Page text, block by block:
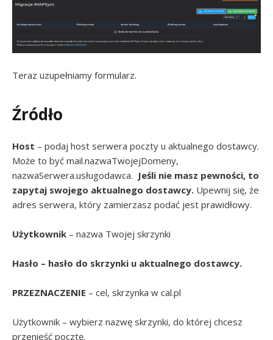
Teraz uzupełniamy formularz.
Źródło
Host – podaj host serwera poczty u aktualnego dostawcy.
Może to być mail.nazwaTwojejDomeny,
nazwaSerwera.usługodawca. Jeśli nie masz pewności, to
zapytaj swojego aktualnego dostawcy. Upewnij się, że
adres serwera, który zamierzasz podać jest prawidłowy.
Użytkownik – nazwa Twojej skrzynki
Hasło – hasło do skrzynki u aktualnego dostawcy.
PRZEZNACZENIE – cel, skrzynka w cal.pl
Użytkownik – wybierz nazwę skrzynki, do której chcesz
przenieść pocztę.